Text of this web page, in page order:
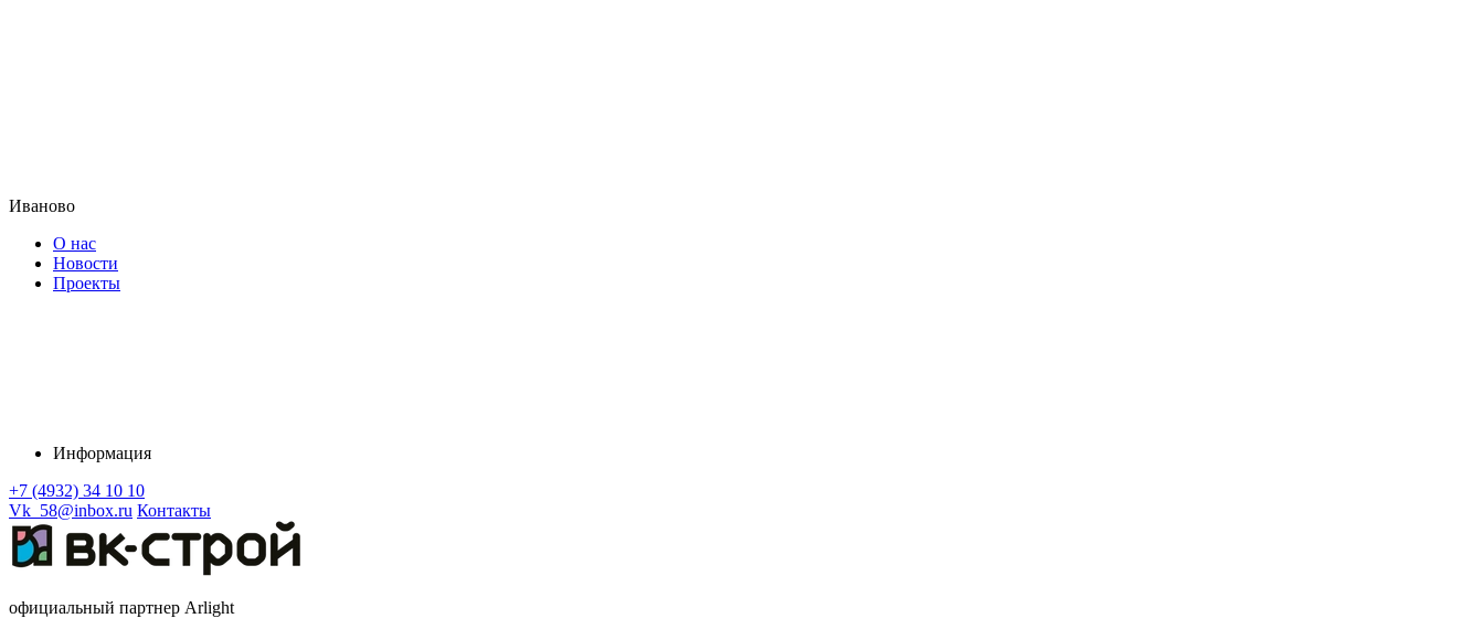
Иваново
О нас
Новости
Проекты
Информация
+7 (4932) 34 10 10
Vk_58@inbox.ru Контакты
официальный партнер Arlight